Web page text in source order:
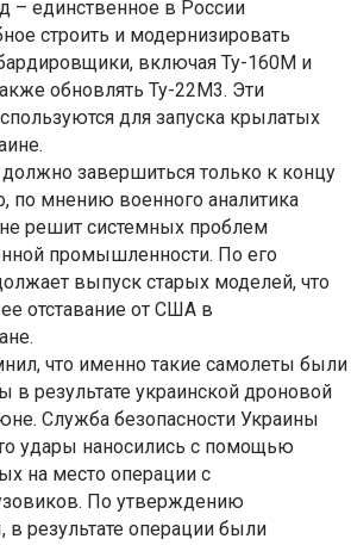
– единственное в России
строить и модернизировать
включая Ту-160М и
обновлять Ту-22М3. Эти
для запуска крылатых
завершиться только к концу
по мнению военного аналитика
решит системных проблем
промышленности. По его
выпуск старых моделей, что
отставание от США в
что именно такие самолеты были
в результате украинской дроновой
Служба безопасности Украины
удары наносились с помощью
на место операции с
По утверждению
в результате операции были